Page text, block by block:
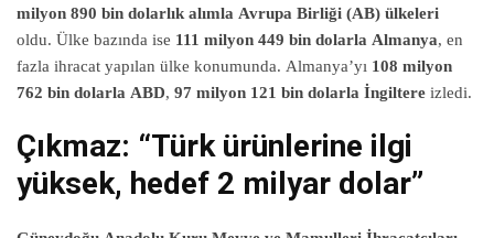
milyon 890 bin dolarlık alımla Avrupa Birliği (AB) ülkeleri
oldu. Ülke bazında ise 111 milyon 449 bin dolarla Almanya, en
fazla ihracat yapılan ülke konumunda. Almanya’yı 108 milyon
762 bin dolarla ABD, 97 milyon 121 bin dolarla İngiltere izledi.
Çıkmaz: “Türk ürünlerine ilgi
yüksek, hedef 2 milyar dolar”